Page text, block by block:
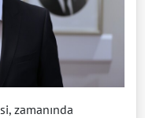
zamanında